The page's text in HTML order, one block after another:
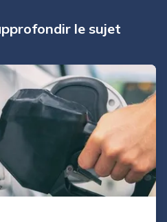
le sujet